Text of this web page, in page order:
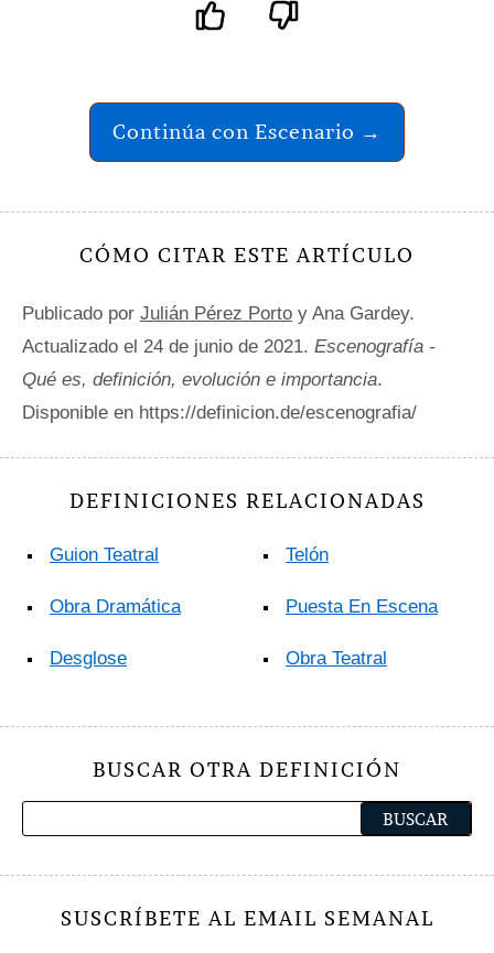
Continúa con Escenario →
CÓMO CITAR ESTE ARTÍCULO
Publicado por Julián Pérez Porto y Ana Gardey.
Actualizado el 24 de junio de 2021. Escenografía -
Qué es, definición, evolución e importancia.
Disponible en https://definicion.de/escenografia/
DEFINICIONES RELACIONADAS
Guion Teatral
Obra Dramática
Desglose
Telón
Puesta En Escena
Obra Teatral
BUSCAR OTRA DEFINICIÓN
SUSCRÍBETE AL EMAIL SEMANAL